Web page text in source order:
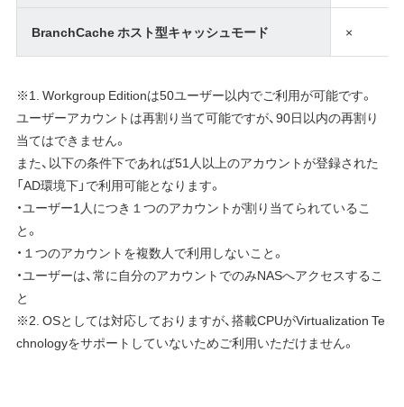
BranchCache ホスト型キャッシュモード ×
※1. Workgroup Editionは50ユーザー以内でご利用が可能です。
ユーザーアカウントは再割り当て可能ですが、90日以内の再割り
当てはできません。
また、以下の条件下であれば51人以上のアカウントが登録された
「AD環境下」で利用可能となります。
・ユーザー1人につき１つのアカウントが割り当てられているこ
と。
・１つのアカウントを複数人で利用しないこと。
・ユーザーは、常に自分のアカウントでのみNASへアクセスするこ
と
※2. OSとしては対応しておりますが、搭載CPUがVirtualization Te
chnologyをサポートしていないためご利用いただけません。